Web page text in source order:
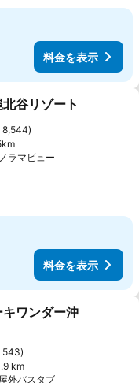
料金を表示
に追加
谷リゾート
8,544
ラマビュー
料金を表示
に追加
ワンダー沖
543
km
外バスタブ